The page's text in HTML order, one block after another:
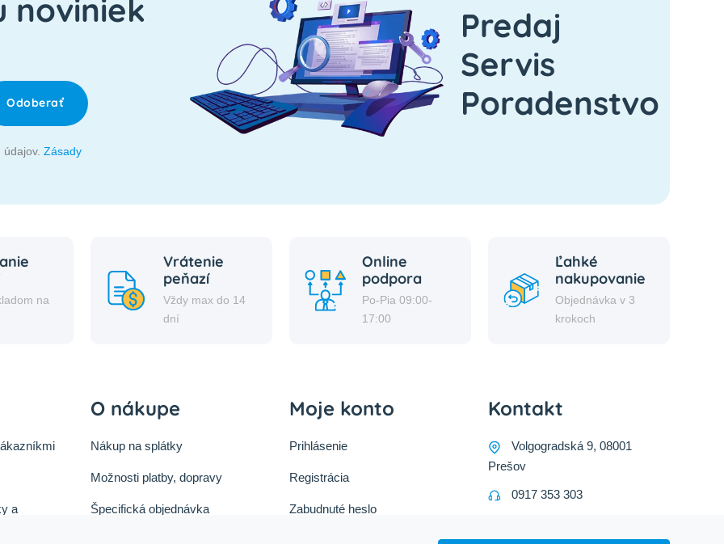
noviniek
Odoberať
Zásady
Predaj
Servis
Poradenstvo
na
Vrátenie
peňazí
Vždy max do 14
dní
Online
podpora
Po-Pia 09:00-
17:00
Ľahké
nakupovanie
Objednávka v 3
krokoch
a
O nákupe
Nákup na splátky
Možnosti platby, dopravy
Špecifická objednávka
Moje konto
Prihlásenie
Registrácia
Zabudnuté heslo
Kontakt
Volgogradská 9, 08001
Prešov
0917 353 303